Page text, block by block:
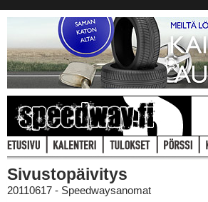
Sivustopäivitys
20110617 - Speedwaysanomat